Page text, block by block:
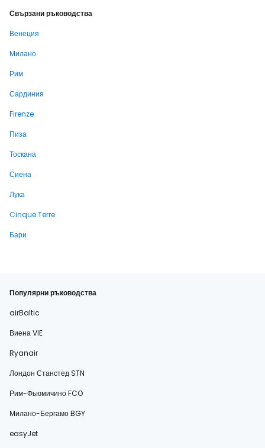
Свързани ръководства
Венеция
Милано
Рим
Сардиния
Firenze
Пиза
Тоскана
Сиена
Лука
Cinque Terre
Бари
Популярни ръководства
airBaltic
Виена VIE
Ryanair
Лондон Станстед STN
Рим-Фьюмичино FCO
Милано-Бергамо BGY
easyJet